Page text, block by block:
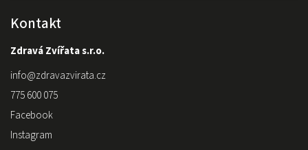
Kontakt
Zdravá Zvířata s.r.o.
info@zdravazvirata.cz
775 600 075
Facebook
Instagram